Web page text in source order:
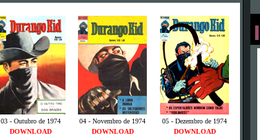
03 - Outubro de 1974 04 - Novembro de 1974
05 - Dezembro de 1974
DOWNLOAD DOWNLOAD DOWNLOAD